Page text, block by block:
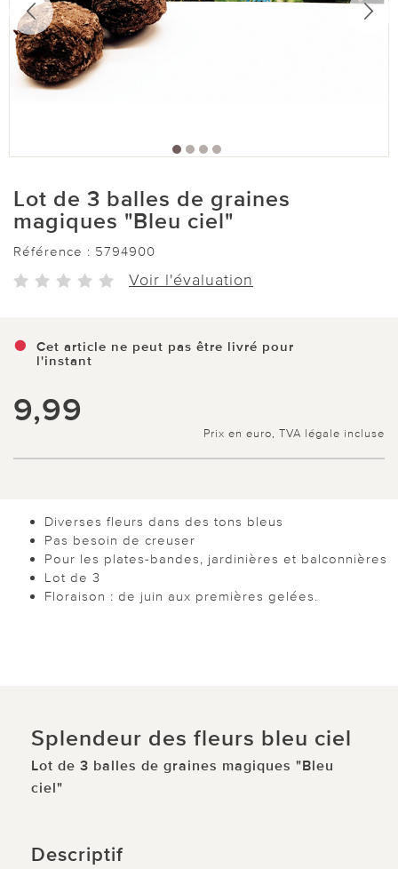
Lot de 3 balles de graines
magiques "Bleu ciel"
Référence : 5794900
Voir l'évaluation
Cet article ne peut pas être livré pour
l'instant
9,99
Prix en euro, TVA légale incluse
Diverses fleurs dans des tons bleus
Pas besoin de creuser
Pour les plates-bandes, jardinières et balconnières
Lot de 3
Floraison : de juin aux premières gelées.
Splendeur des fleurs bleu ciel
Lot de 3 balles de graines magiques "Bleu
ciel"
Descriptif